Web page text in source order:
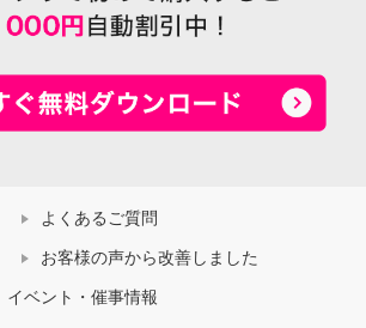
よくあるご質問
お客様の声から改善しました
イベント・催事情報